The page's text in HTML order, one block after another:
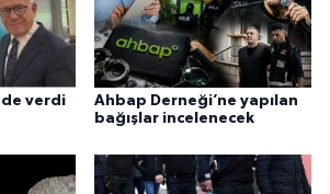
verdi
Ahbap Derneği’ne yapılan
bağışlar incelenecek